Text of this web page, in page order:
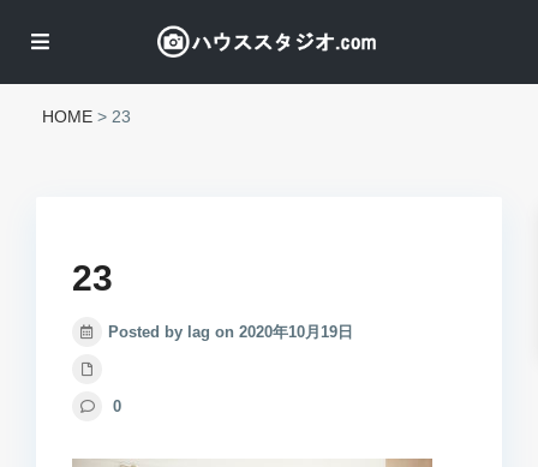
HOME > 23
23
Posted by lag on 2020年10月19日
0